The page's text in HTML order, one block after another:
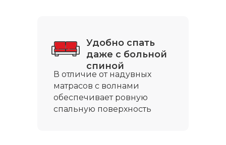
Удобно спать
даже с больной
спиной
В отличие от надувных
матрасов с волнами
обеспечивает ровную
спальную поверхность